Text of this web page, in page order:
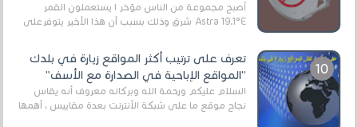
أصبح مجموعة من الناس مؤخر ا يستعملون القمر
Astra 19.1°E شرق وذلك بسبب أن هذا الأخير يتوفرعلى
تعرف على ترتيب أكثر المواقع زيارة في بلدك
"المواقع الإباحية في الصدارة مع الأسف"
السلام عليكم ورحمة الله وبركاته معروف أنه يقاس
نجاح موقع ما على شبكة الأنترنت بعدة مقاييس ، أهمها